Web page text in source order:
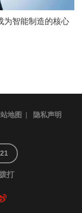
为智能制造的核心
站地图 | 隐私声明
打